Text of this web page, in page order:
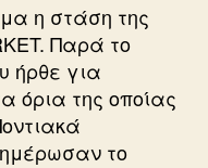
η στάση της
Παρά το
ήρθε για
όρια της οποίας
το